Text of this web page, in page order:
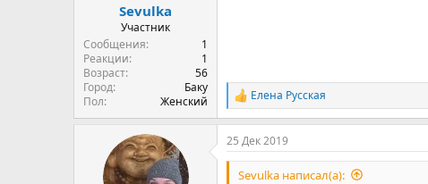
Sevulka
Участник
Сообщения
1
Реакции
1
Возраст
56
Город
Баку
Пол
Женский
Р
е
а
к
ц
и
Елена Русская
25 Дек 2019
Sevulka написал(а):